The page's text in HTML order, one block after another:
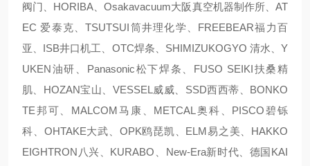
阀门、HORIBA、Osakavacuum大阪真空机器制作所、AT
EC 爱泰克、TSUTSUI筒井理化学、FREEBEAR福力百
亚、ISB井口机工、OTC焊条、SHIMIZUKOGYO 清水、Y
UKEN油研、Panasonic松下焊条、FUSO SEIKI扶桑精
肌、HOZAN宝山、VESSEL威威、SSD西西蒂、BONKO
TE邦可、MALCOM马康、METCAL奥科、PISCO碧铄
科、OHTAKE大武、OPK鸥琵凯、ELM易之美、HAKKO
EIGHTRON八兴、KURABO、New-Era新时代、德国KAI